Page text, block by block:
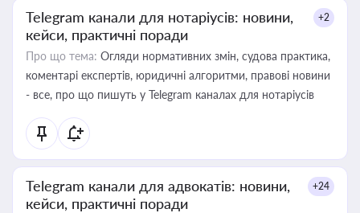
Telegram канали для нотаріусів: новини,
кейси, практичні поради
+2
Про що тема: Огляди нормативних змін, судова практика,
коментарі експертів, юридичні алгоритми, правові новини
- все, про що пишуть у Telegram каналах для нотаріусів
Telegram канали для адвокатів: новини,
кейси, практичні поради
+24